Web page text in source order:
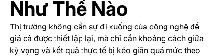
Như Thế Nào
Thị trường không cần sự đi xuống của công nghệ để
giá cả được thiết lập lại, mà chỉ cần khoảng cách giữa
kỳ vọng và kết quả thực tế bị kéo giãn quá mức theo